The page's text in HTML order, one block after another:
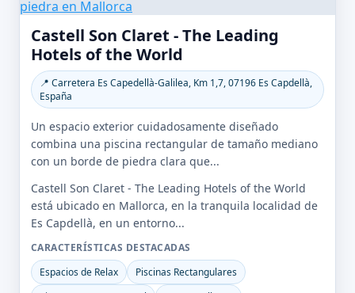
Castell Son Claret - The Leading
Hotels of the World
📍 Carretera Es Capedellà-Galilea, Km 1,7, 07196 Es Capdellà,
España
Un espacio exterior cuidadosamente diseñado
combina una piscina rectangular de tamaño mediano
con un borde de piedra clara que...
Castell Son Claret - The Leading Hotels of the World
está ubicado en Mallorca, en la tranquila localidad de
Es Capdellà, en un entorno...
CARACTERÍSTICAS DESTACADAS
Espacios de Relax
Piscinas Rectangulares